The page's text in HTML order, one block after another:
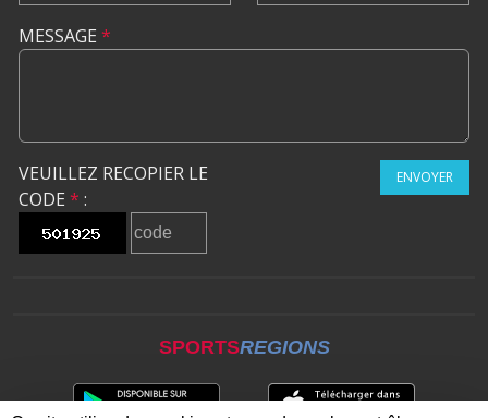
MESSAGE *
VEUILLEZ RECOPIER LE
CODE * :
ENVOYER
SPORTSREGIONS